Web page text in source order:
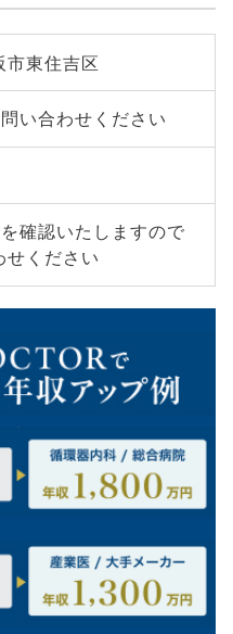
市東住吉区
い合わせください
確認いたしますので
せください